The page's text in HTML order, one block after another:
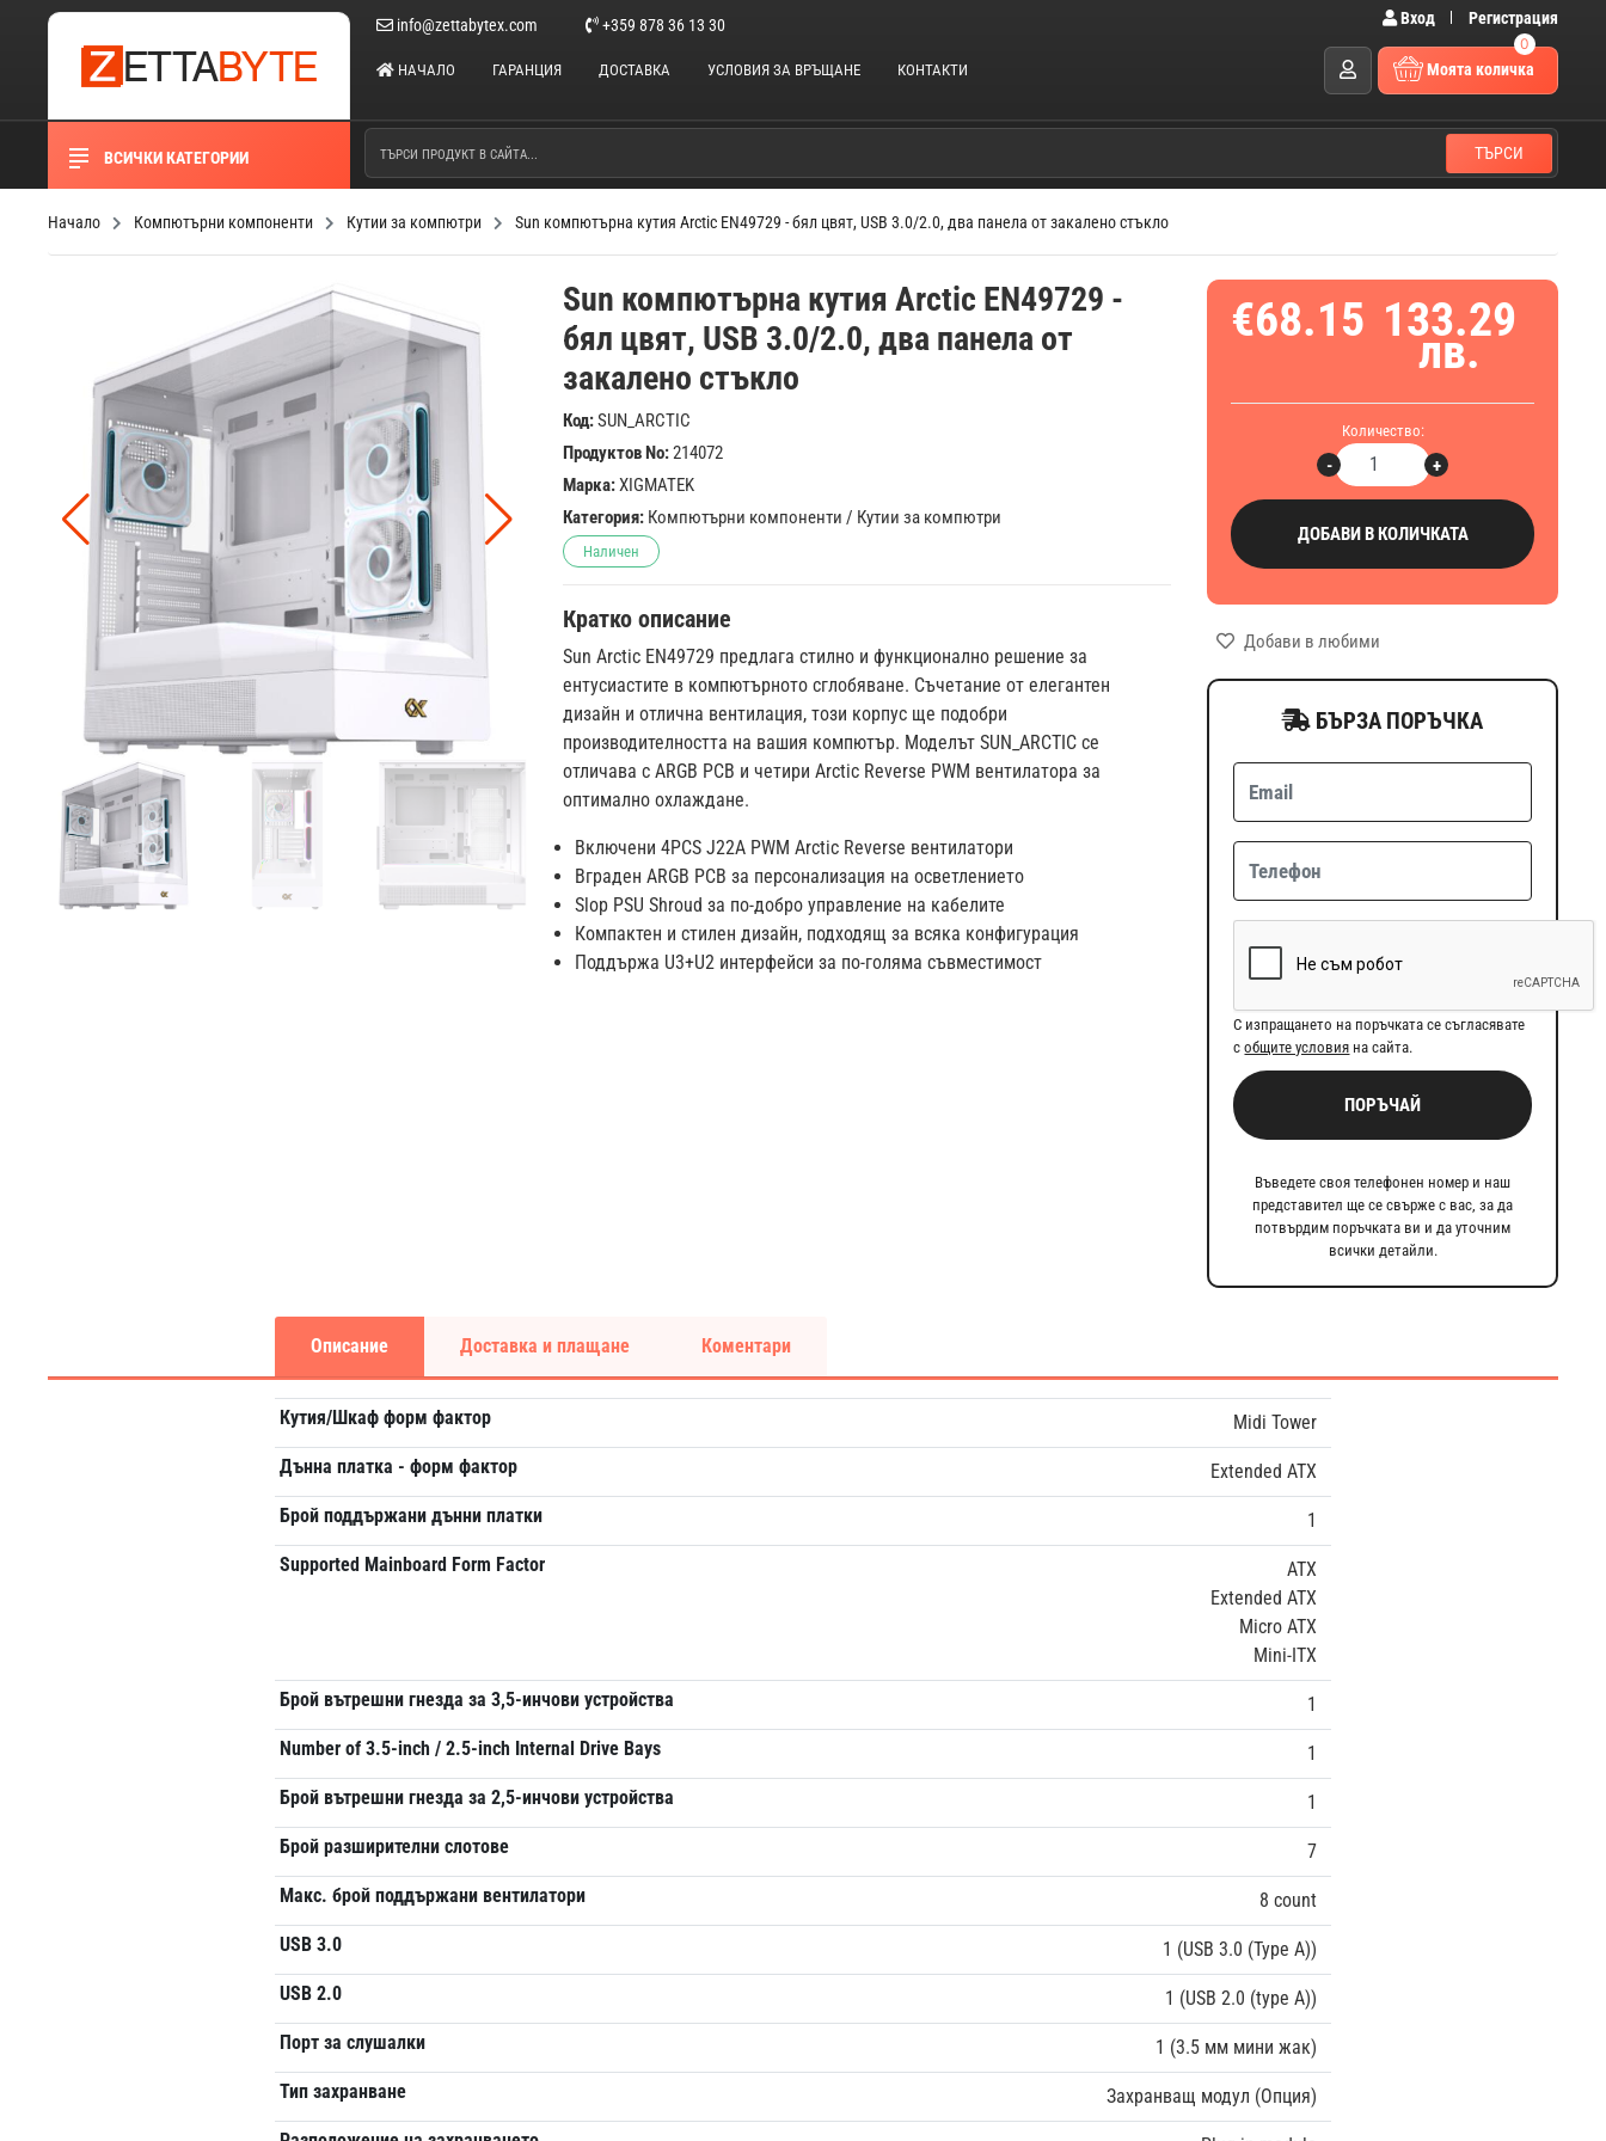
info@zettabytex.com +359 878 36 13 30 Вход Регистрация
НАЧАЛО ГАРАНЦИЯ ДОСТАВКА УСЛОВИЯ ЗА ВРЪЩАНЕ КОНТАКТИ
0
Моята количка
ВСИЧКИ КАТЕГОРИИ ТЪРСИ
Начало Компютърни компоненти Кутии за компютри Sun компютърна кутия Arctic EN49729 - бял цвят, USB 3.0/2.0, два панела от закалено стъкло
Sun компютърна кутия Arctic EN49729 -
бял цвят, USB 3.0/2.0, два панела от
закалено стъкло
Код:SUN_ARCTIC
Продуктов No:214072
Марка:XIGMATEK
Категория: Компютърни компоненти / Кутии за компютри
Наличен
Кратко описание
Sun Arctic EN49729 предлага стилно и функционално решение за
ентусиастите в компютърното сглобяване. Съчетание от елегантен
дизайн и отлична вентилация, този корпус ще подобри
производителността на вашия компютър. Моделът SUN_ARCTIC се
отличава с ARGB PCB и четири Arctic Reverse PWM вентилатора за
оптимално охлаждане.
Включени 4PCS J22A PWM Arctic Reverse вентилатори
Вграден ARGB PCB за персонализация на осветлението
Slop PSU Shroud за по-добро управление на кабелите
Компактен и стилен дизайн, подходящ за всяка конфигурация
Поддържа U3+U2 интерфейси за по-голяма съвместимост
€68.15 133.29
лв.
Количество:
+
-
ДОБАВИ В КОЛИЧКАТА
Добави в любими
БЪРЗА ПОРЪЧКА
С изпращането на поръчката се съгласявате
собщите условия на сайта.
ПОРЪЧАЙ
Въведете своя телефонен номер и наш
представител ще се свърже с вас, за да
потвърдим поръчката ви и да уточним
всички детайли.
Описание Доставка и плащане Коментари
Кутия/Шкаф форм фактор
Midi Tower
Дънна платка - форм фактор
Extended ATX
Брой поддържани дънни платки
1
Supported Mainboard Form Factor
ATX
Extended ATX
Micro ATX
Mini-ITX
Брой вътрешни гнезда за 3,5-инчови устройства
1
Number of 3.5-inch / 2.5-inch Internal Drive Bays
1
Брой вътрешни гнезда за 2,5-инчови устройства
1
Брой разширителни слотове
7
Макс. брой поддържани вентилатори
8 count
USB 3.0
1 (USB 3.0 (Type A))
USB 2.0
1 (USB 2.0 (type A))
Порт за слушалки
1 (3.5 мм мини жак)
Тип захранване
Захранващ модул (Опция)